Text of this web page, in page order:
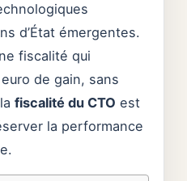
d’État émergentes.
fiscalité qui
de gain, sans
fiscalité du CTO est
la performance